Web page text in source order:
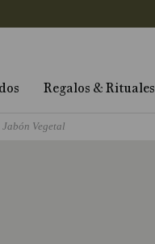
Regalos & Rituales
Jabón Vegetal